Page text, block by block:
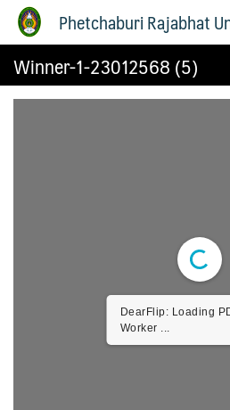
Phetchaburi Rajabhat
Winner-1-23012568 (5)
DearFlip: Loading
Worker ...